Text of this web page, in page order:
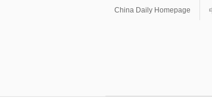
China Daily Homepage